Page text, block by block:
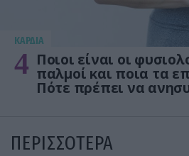
KΑΡΔΙΑ
4 Ποιοι είναι οι
παλμοί και ποια τα
Πότε πρέπει να
ΠΕΡΙΣΣΟΤΕΡΑ